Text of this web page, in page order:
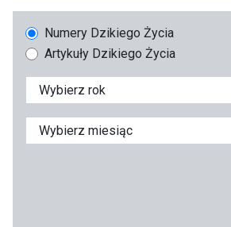
Numery Dzikiego Życia
Artykuły Dzikiego Życia